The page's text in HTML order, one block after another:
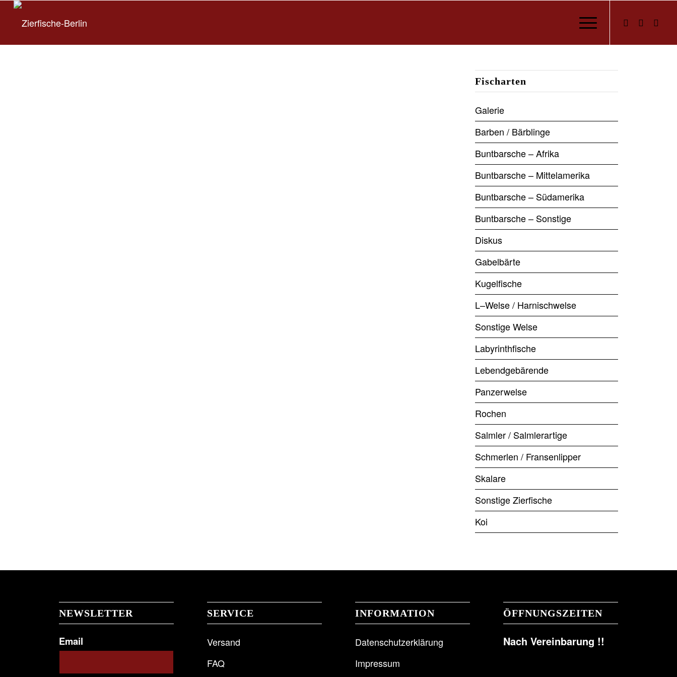
Fischarten
Galerie
Barben / Bärblinge
Buntbarsche – Afrika
Buntbarsche – Mittelamerika
Buntbarsche – Südamerika
Buntbarsche – Sonstige
Diskus
Gabelbärte
Kugelfische
L–Welse / Harnischwelse
Sonstige Welse
Labyrinthfische
Lebendgebärende
Panzerwelse
Rochen
Salmler / Salmlerartige
Schmerlen / Fransenlipper
Skalare
Sonstige Zierfische
Koi
NEWSLETTER
Email
SERVICE
Versand
FAQ
INFORMATION
Datenschutzerklärung
Impressum
ÖFFNUNGSZEITEN
Nach Vereinbarung !!